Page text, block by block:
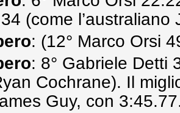
(come l’australiano
: (12° Marco Orsi
: 8° Gabriele Detti
Cochrane). Il
Guy, con